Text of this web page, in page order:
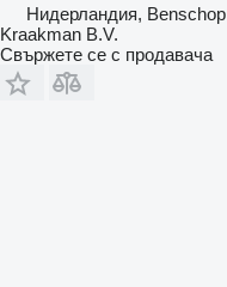
Нидерландия, Benschop
Kraakman B.V.
Свържете се с продавача